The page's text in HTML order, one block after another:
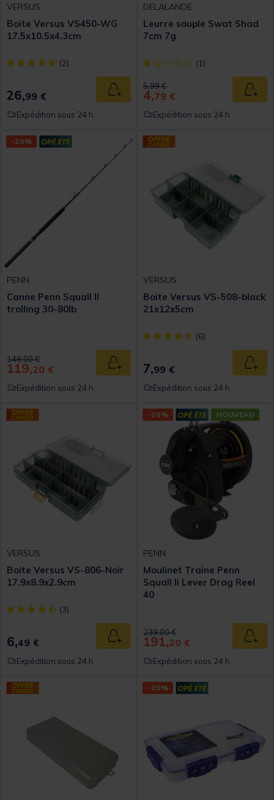
VERSUS
Boite Versus VS450-WG
17.5x10.5x4.3cm
[object Object] out of 5 Customer Rating
(2)
26,99 € Ajouter au panier
Expédition sous 24 h
DELALANDE
Leurre souple Swat Shad
7cm 7g
[object Object] out of 5
(1)
Price reduced from
5,99 €to
4,79 €
Expédition sous 24 h
-20%
PENN
Canne Penn Squall II
trolling 30-80lb
Price reduced from
149,00 €to
119,20 € Ajouter au panier
Expédition sous 24 h
VERSUS
Boite Versus VS-508-black
21x12x5cm
[object Object] out of 5
(6)
7,99 €
Expédition sous 24 h
VERSUS
Boite Versus VS-806-Noir
17.9x8.9x2.9cm
[object Object] out of 5 Customer Rating
(3)
6,49 € Ajouter au panier
Expédition sous 24 h
-20% NOUVEAU
PENN
Moulinet Traine Penn
Squall Ii Lever Drag Reel
40
Price reduced from
239,00 €to
191,20 €
Expédition sous 24 h
-20%